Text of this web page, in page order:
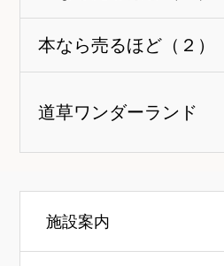
本なら売るほど（２）
道草ワンダーランド
施設案内